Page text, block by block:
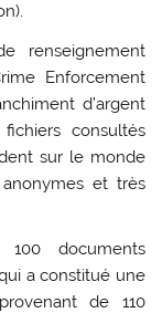
renseignement
Enforcement
d’argent
consultés
sur le monde
et très
documents
a constitué une
de 110